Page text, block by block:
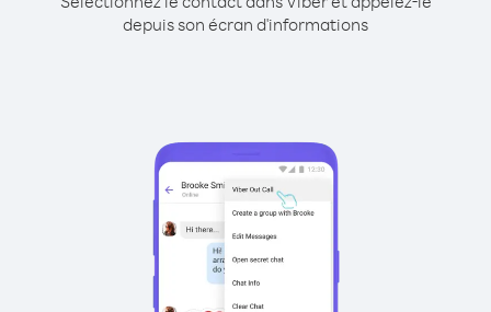
depuis son écran d'informations